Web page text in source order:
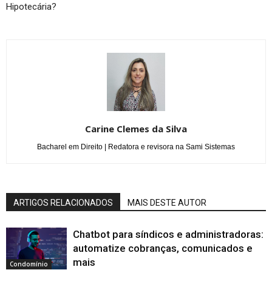
Hipotecária?
Carine Clemes da Silva
Bacharel em Direito | Redatora e revisora na Sami Sistemas
ARTIGOS RELACIONADOS MAIS DESTE AUTOR
Condomínio
Chatbot para síndicos e administradoras:
automatize cobranças, comunicados e
mais